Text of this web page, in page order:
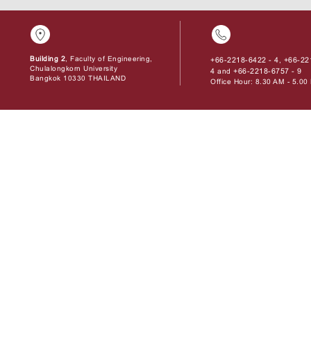
Building 2 , Faculty of Engineering,
Chulalongkorn University
Bangkok 10330 THAILAND
+66-2218-6422 - 4
+66-
4 and+66-2218-6757 - 9
Office Hour: 8.30 AM - 5.00